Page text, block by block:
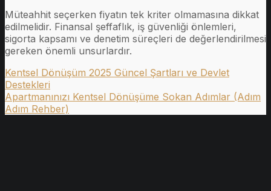
Müteahhit seçerken fiyatın tek kriter olmamasına dikkat
edilmelidir. Finansal şeffaflık, iş güvenliği önlemleri,
sigorta kapsamı ve denetim süreçleri de değerlendirilmesi
gereken önemli unsurlardır.
Kentsel Dönüşüm 2025 Güncel Şartları ve Devlet
Destekleri
Apartmanınızı Kentsel Dönüşüme Sokan Adımlar (Adım
Adım Rehber)